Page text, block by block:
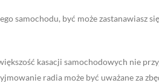
samochodu, być może
kasacji samochodowych nie
radia może być uważane za